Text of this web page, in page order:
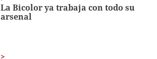
La Bicolor ya trabaja con todo su
arsenal